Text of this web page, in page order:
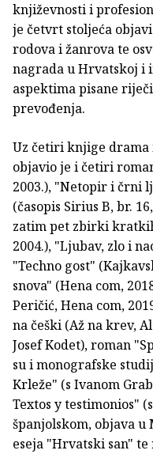
književnosti i
je četvrt stoljeća
rodova i žanrova te
nagrada u Hrvatskoj i
aspektima pisane
prevođenja.
Uz četiri knjige drama
objavio je i četiri
2003.), "Netopir i črni
(časopis Sirius B, br.
zatim pet zbirki
2004.), "Ljubav, zlo i
"Techno gost"
snova" (Hena com,
Peričić, Hena com,
na češki (Až na krev,
Josef Kodet), roman
su i monografske
Krleže" (s Ivanom
Textos y testimonios"
španjolskom, objava
eseja "Hrvatski san"